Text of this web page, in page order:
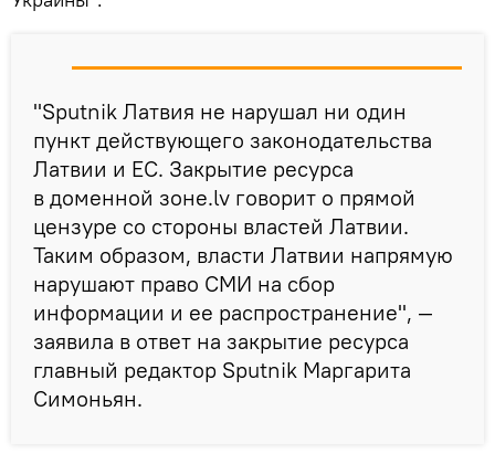
"Sputnik Латвия не нарушал ни один
пункт действующего законодательства
Латвии и ЕС. Закрытие ресурса
в доменной зоне.lv говорит о прямой
цензуре со стороны властей Латвии.
Таким образом, власти Латвии напрямую
нарушают право СМИ на сбор
информации и ее распространение", —
заявила в ответ на закрытие ресурса
главный редактор Sputnik Маргарита
Симоньян.